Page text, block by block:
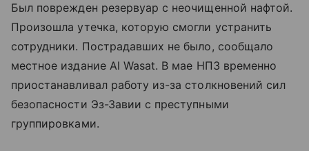
Был поврежден резервуар с неочищенной нафтой.
Произошла утечка, которую смогли устранить
сотрудники. Пострадавших не было, сообщало
местное издание Al Wasat. В мае НПЗ временно
приостанавливал работу из-за столкновений сил
безопасности Эз-Завии с преступными
группировками.